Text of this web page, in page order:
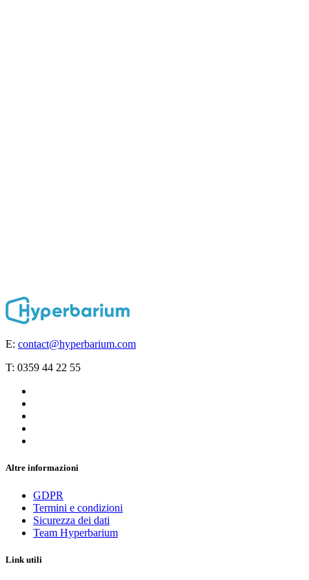
E: contact@hyperbarium.com
T: 0359 44 22 55
Altre informazioni
GDPR
Termini e condizioni
Sicurezza dei dati
Team Hyperbarium
Link utili